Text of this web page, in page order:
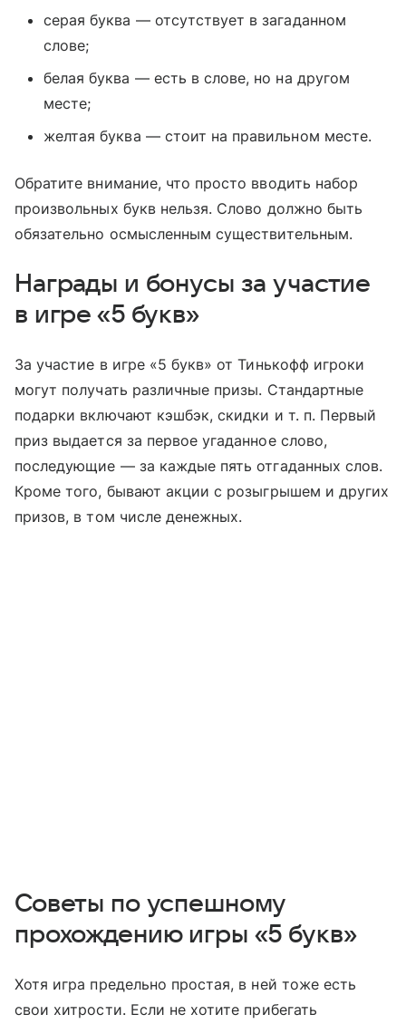
серая буква — отсутствует в загаданном
слове;
белая буква — есть в слове, но на другом
месте;
желтая буква — стоит на правильном месте.
Обратите внимание, что просто вводить набор
произвольных букв нельзя. Слово должно быть
обязательно осмысленным существительным.
Награды и бонусы за участие
в игре «5 букв»
За участие в игре «5 букв» от Тинькофф игроки
могут получать различные призы. Стандартные
подарки включают кэшбэк, скидки и т. п. Первый
приз выдается за первое угаданное слово,
последующие — за каждые пять отгаданных слов.
Кроме того, бывают акции с розыгрышем и других
призов, в том числе денежных.
Советы по успешному
прохождению игры «5 букв»
Хотя игра предельно простая, в ней тоже есть
свои хитрости. Если не хотите прибегать